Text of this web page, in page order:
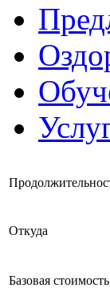
Откуда
Базовая